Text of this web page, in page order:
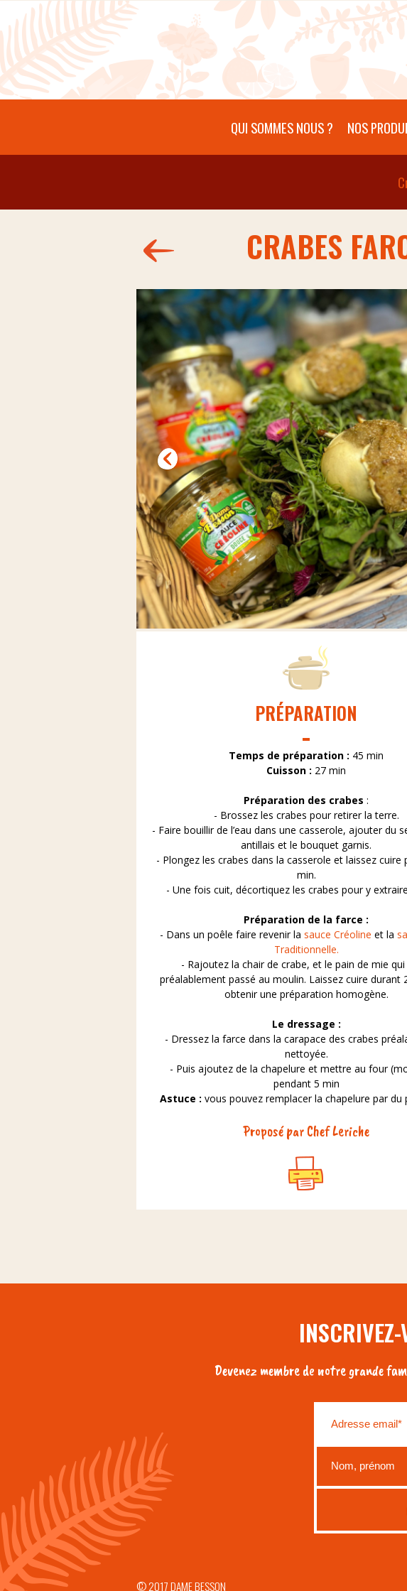
Aller au contenu principal
QUI SOMMES NOUS ? NOS
CRABES
PRÉPARATION
Temps de préparation : 45 min
Cuisson : 27 min
Préparation des crabes :
- Brossez les crabes pour retirer la terre.
- Faire bouillir de l’eau dans une casserole, ajouter du
antillais et le bouquet garnis.
- Plongez les crabes dans la casserole et laissez cuire
min.
- Une fois cuit, décortiquez les crabes pour y
Préparation de la farce :
- Dans un poêle faire revenir la sauce Créoline et la
Traditionnelle.
- Rajoutez la chair de crabe, et le pain de mie
préalablement passé au moulin. Laissez cuire durant
obtenir une préparation homogène.
Le dressage :
- Dressez la farce dans la carapace des crabes
nettoyée.
- Puis ajoutez de la chapelure et mettre au four
pendant 5 min
Astuce : vous pouvez remplacer la chapelure par du
Proposé par Chef Leriche
Devenez membre de notre grande
© 2017 DAME BESSON